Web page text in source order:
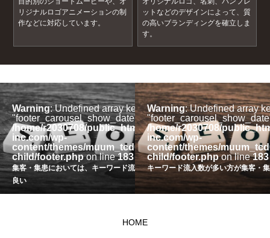
リジナルロゴアニメーションの制
作などに対応しています。
ットなどのデザインによって、質
の高いブランディングを確立しま
す。
in
assistere-
Warning: Undefined array key
"footer_carousel_show_date" in
/home/r2030708/public_html/assistere-
inc.com/wp-
content/themes/muum_tcd085-
child/footer.phpon line183
集客・集患においては、キーワード流入数が多い方が
良い
Warning: Undefined array
/home/r2030708/
inc.com/wp-
content/themes/
child/footer.phpon line183
キーワード流入数が多い方が集客・
HOME